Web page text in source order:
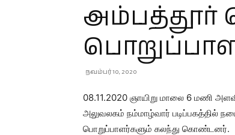
கட்சி
அம்பத்தூர்
நவம்பர் 10, 2020
08.11.2020 ஞாயிறு மாலை 6 மணி
அலுவலகம் நம்மாழ்வார் படிப்பகத்தில்
பொறுப்பாளர்களும் கலந்து கொண்டனர்.